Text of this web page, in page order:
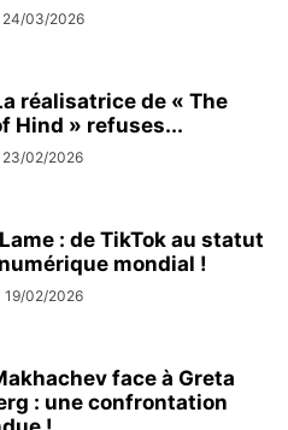
24/03/2026
réalisatrice de « The
Hind » refuses...
23/02/2026
: de TikTok au statut
mondial !
19/02/2026
face à Greta
: une confrontation